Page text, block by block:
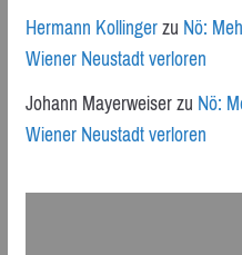
Hermann KollingerzuNö:
Wiener Neustadt verloren
Johann MayerweiserzuNö:
Wiener Neustadt verloren